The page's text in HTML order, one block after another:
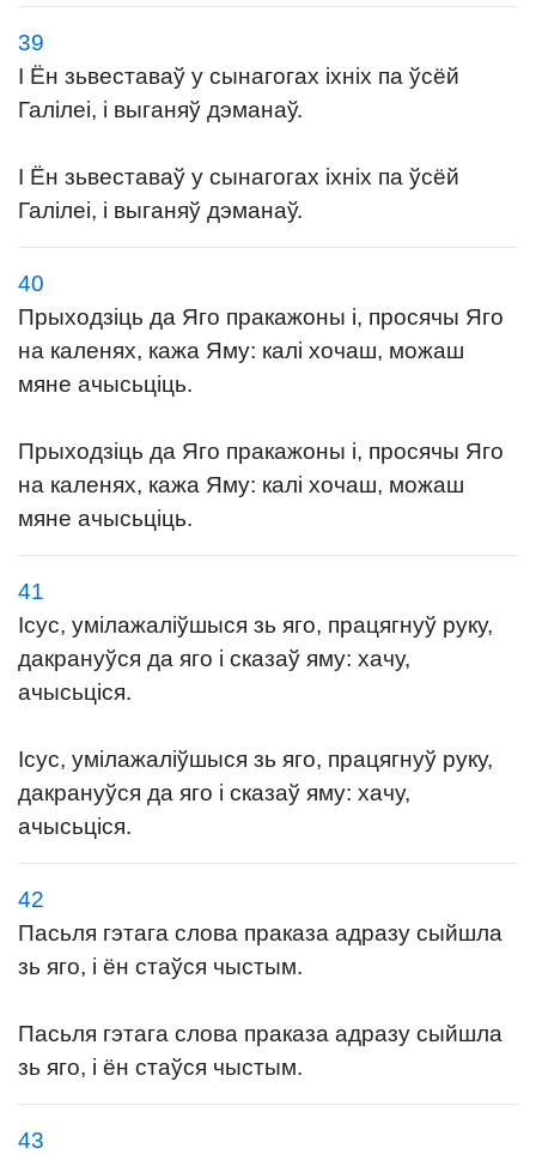
39
І Ён зьвеставаў у сынагогах іхніх па ўсёй
Галілеі, і выганяў дэманаў.
І Ён зьвеставаў у сынагогах іхніх па ўсёй
Галілеі, і выганяў дэманаў.
40
Прыходзіць да Яго пракажоны і, просячы Яго
на каленях, кажа Яму: калі хочаш, можаш
мяне ачысьціць.
Прыходзіць да Яго пракажоны і, просячы Яго
на каленях, кажа Яму: калі хочаш, можаш
мяне ачысьціць.
41
Ісус, умілажаліўшыся зь яго, працягнуў руку,
дакрануўся да яго і сказаў яму: хачу,
ачысьціся.
Ісус, умілажаліўшыся зь яго, працягнуў руку,
дакрануўся да яго і сказаў яму: хачу,
ачысьціся.
42
Пасьля гэтага слова праказа адразу сыйшла
зь яго, і ён стаўся чыстым.
Пасьля гэтага слова праказа адразу сыйшла
зь яго, і ён стаўся чыстым.
43